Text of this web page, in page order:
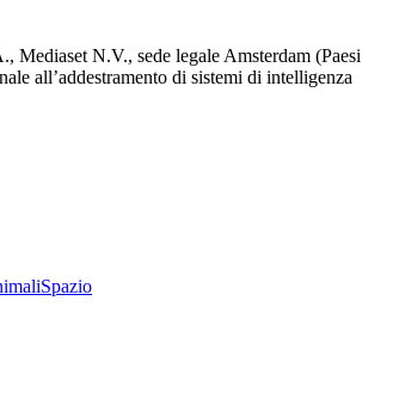
N.V., sede legale Amsterdam (Paesi
all’addestramento di sistemi di intelligenza
Spazio